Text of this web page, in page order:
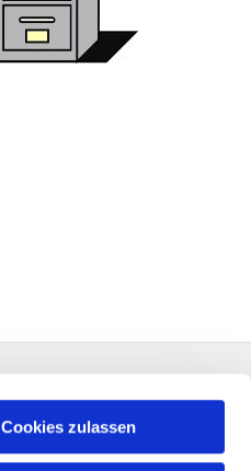
Cookies zulassen